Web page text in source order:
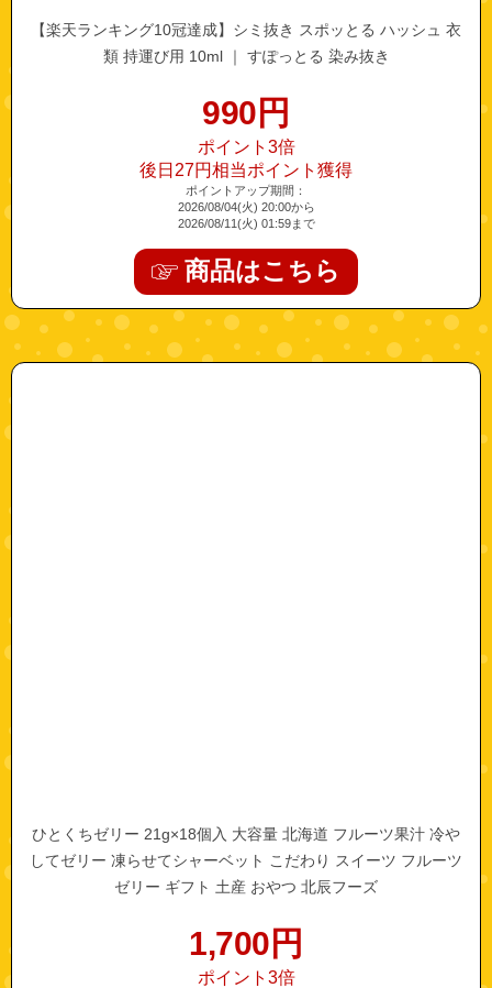
【楽天ランキング10冠達成】シミ抜き スポッとる ハッシュ 衣
類 持運び用 10ml ｜ すぽっとる 染み抜き
990 円
ポイント3倍
後日27円相当ポイント獲得
ポイントアップ期間：
2026/08/04(火) 20:00から
2026/08/11(火) 01:59まで
商品はこちら
"hoku-hitokucihjelly18"
ひとくちゼリー 21g×18個入 大容量 北海道 フルーツ果汁 冷や
してゼリー 凍らせてシャーベット こだわり スイーツ フルーツ
ゼリー ギフト 土産 おやつ 北辰フーズ
1,700 円
ポイント3倍